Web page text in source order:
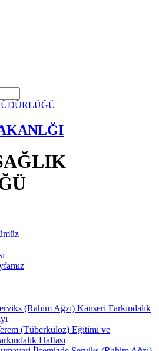
(Rahim Ağzı) Kanseri Farkındalık
(Tüberküloz) Eğitimi ve
Haftası